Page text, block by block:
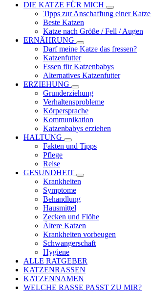
DIE KATZE FÜR MICH
Tipps zur Anschaffung einer Katze
Beste Katzen
Katze nach Größe / Fell / Augen
ERNÄHRUNG
Darf meine Katze das fressen?
Katzenfutter
Essen für Katzenbabys
Alternatives Katzenfutter
ERZIEHUNG
Grunderziehung
Verhaltensprobleme
Körpersprache
Kommunikation
Katzenbabys erziehen
HALTUNG
Fakten und Tipps
Pflege
Reise
GESUNDHEIT
Krankheiten
Symptome
Behandlung
Hausmittel
Zecken und Flöhe
Ältere Katzen
Krankheiten vorbeugen
Schwangerschaft
Hygiene
ALLE RATGEBER
KATZENRASSEN
KATZENNAMEN
WELCHE RASSE PASST ZU MIR?